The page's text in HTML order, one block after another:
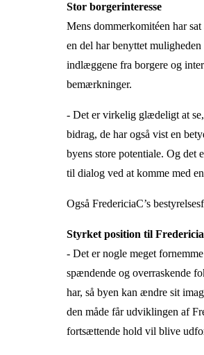
Stor borgerinteresse
Mens dommerkomitéen har
en del har benyttet
indlæggene fra borgere og
bemærkninger.
- Det er virkelig glædeligt at
bidrag, de har også vist en
byens store potentiale. Og det
til dialog ved at komme med
Også FredericiaC’s
Styrket position til Fredericia
- Det er nogle meget
spændende og overraskende
har, så byen kan ændre sit
den måde får udviklingen af
fortsættende hold vil blive